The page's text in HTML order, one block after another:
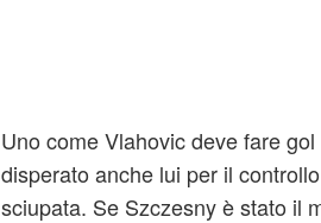
Uno come Vlahovic deve fare
disperato anche lui per il
sciupata. Se Szczesny è stato il